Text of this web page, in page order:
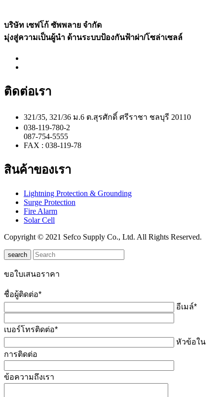
บริษัท เซฟโก้ ซัพพลาย จำกัด
มุ่งสู่ความเป็นผู้นำ ด้านระบบป้องกันฟ้าผ่า/โซล่าเซลล์
ติดต่อเรา
321/35, 321/36 ม.6 ต.สุรศักดิ์ ศรีราชา ชลบุรี 20110
038-119-780-2
087-754-5555
FAX : 038-119-78
สินค้าของเรา
Lightning Protection & Grounding
Surge Protection
Fire Alarm
Solar Cell
Copyright © 2021 Sefco Supply Co., Ltd. All Rights Reserved.
search
ขอใบเสนอราคา
ชื่อผู้ติดต่อ*
อีเมล์*
เบอร์โทรติดต่อ*
หัวข้อใน
การติดต่อ
ข้อความถึงเรา